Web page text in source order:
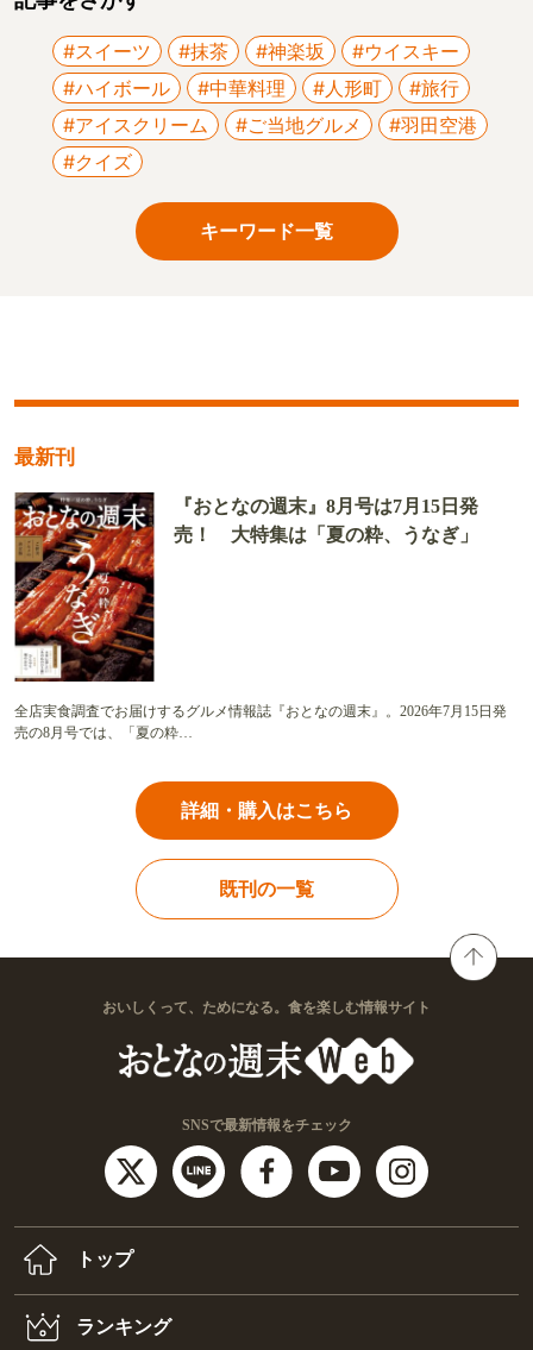
#スイーツ #抹茶 #神楽坂
#ウイスキー
#ハイボール
#中華料理 #人形町
#旅行
#アイスクリーム
#ご当地グルメ
#羽田空港
#クイズ
キーワード一覧
最新刊
『おとなの週末』8月号は7月15日発
売！ 大特集は「夏の粋、うなぎ」
全店実食調査でお届けするグルメ情報誌『おとなの週末』。2026年7月15日発
売の8月号では、「夏の粋…
詳細・購入はこちら
既刊の一覧
おいしくって、ためになる。食を楽しむ情報サイト
SNSで最新情報をチェック
トップ
ランキング